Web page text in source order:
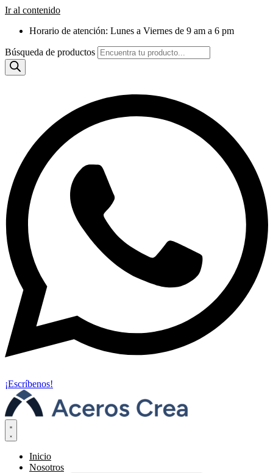
Ir al contenido
Horario de atención: Lunes a Viernes de 9 am a 6 pm
Búsqueda de productos
¡Escríbenos!
Inicio
Nosotros